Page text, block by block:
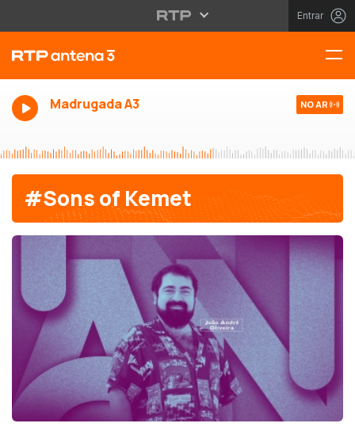
Entrar
Madrugada A3 NO AR
#Sons of Kemet